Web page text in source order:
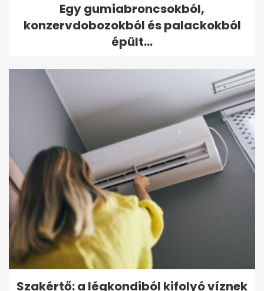
Egy gumiabroncsokból,
konzervdobozokból és palackokból
épült...
Szakértő: a légkondiból kifolyó víznek